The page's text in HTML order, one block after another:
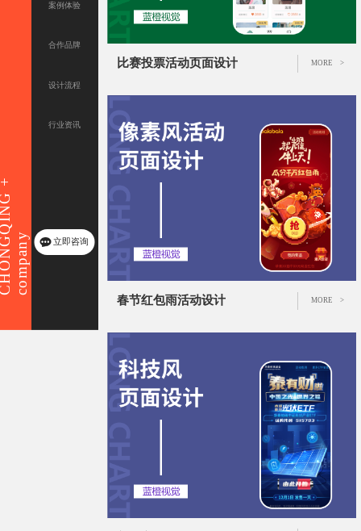
+company
案例体验
合作品牌
设计流程
行业资讯
立即咨询
比赛投票活动页面设计 MORE >
春节红包雨活动设计 MORE >